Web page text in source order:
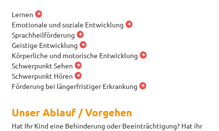
Lernen
Emotionale und soziale Entwicklung
Sprachheilförderung
Geistige Entwicklung
Körperliche und motorische Entwicklung
Schwerpunkt Sehen
Schwerpunkt Hören
Förderung bei längerfristiger Erkrankung
Unser Ablauf / Vorgehen
Hat Ihr Kind eine Behinderung oder Beeinträchtigung? Hat ihr